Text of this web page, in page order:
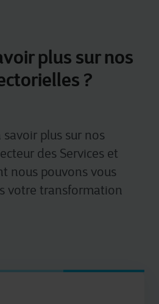
plus sur nos
?
plus sur nos
des Services et
nous pouvons vous
votre transformation